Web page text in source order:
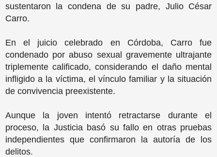
sustentaron la condena de su padre, Julio César
Carro.
En el juicio celebrado en Córdoba, Carro fue
condenado por abuso sexual gravemente ultrajante
triplemente calificado, considerando el daño mental
infligido a la víctima, el vínculo familiar y la situación
de convivencia preexistente.
Aunque la joven intentó retractarse durante el
proceso, la Justicia basó su fallo en otras pruebas
independientes que confirmaron la autoría de los
delitos.